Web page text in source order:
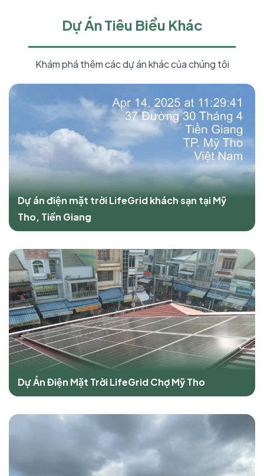
Dự Án Tiêu Biểu Khác
Khám phá thêm các dự án khác của chúng tôi
Dự án điện mặt trời LifeGrid khách sạn tại Mỹ
Tho, Tiền Giang
Dự Án Điện Mặt Trời LifeGrid Chợ Mỹ Tho